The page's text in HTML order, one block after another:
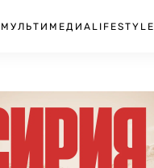
МУЛЬТИМЕДИА LIFESTYLE